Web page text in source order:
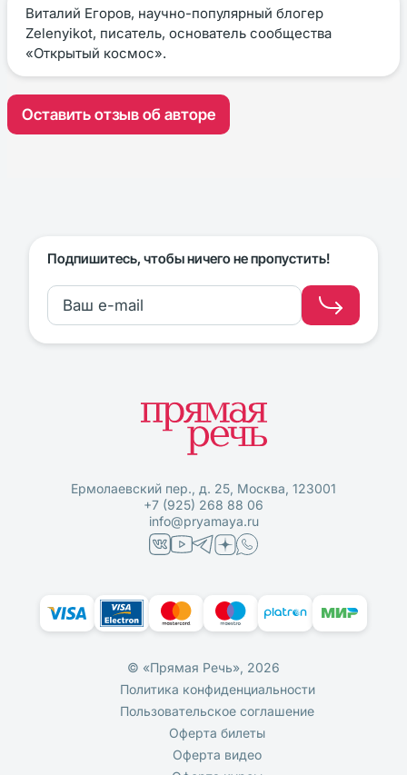
Виталий Егоров, научно-популярный блогер
Zelenyikot, писатель, основатель сообщества
«Открытый космос».
Оставить отзыв об авторе
Подпишитесь, чтобы ничего не пропустить!
Ермолаевский пер., д. 25, Москва, 123001
+7 (925) 268 88 06
info@pryamaya.ru
© «Прямая Речь», 2026
Политика конфиденциальности
Пользовательское соглашение
Оферта билеты
Оферта видео